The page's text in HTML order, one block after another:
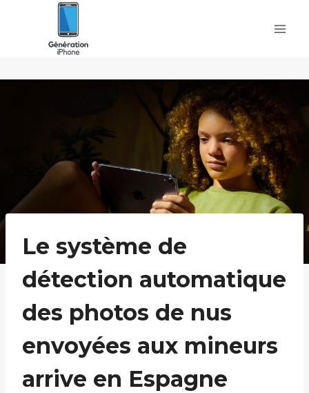
Le système de
détection automatique
des photos de nus
envoyées aux mineurs
arrive en Espagne